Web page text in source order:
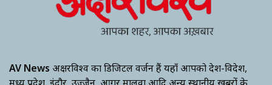
AV News अक्षरविश्व का डिजिटल वर्जन हैं यहाँ आपको देश-विदेश,